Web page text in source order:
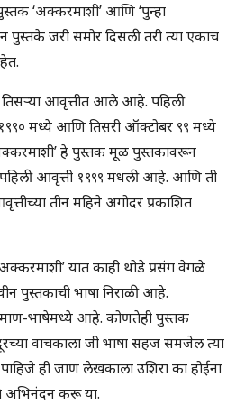
‘अक्करमाशी’ आणि ‘पुन्हा
पुस्तके जरी समोर दिसली तरी त्या एकाच
आवृत्तीत आले आहे. पहिली
मध्ये आणि तिसरी ऑक्टोबर ९९ मध्ये
हे पुस्तक मूळ पुस्तकावरून
आवृत्ती १९९९ मधली आहे. आणि ती
तीन महिने अगोदर प्रकाशित
यात काही थोडे प्रसंग वेगळे
पुस्तकाची भाषा निराळी आहे.
भाषेमध्ये आहे. कोणतेही पुस्तक
वाचकाला जी भाषा सहज समजेल त्या
ही जाण लेखकाला उशिरा का होईना
अभिनंदन करू या.